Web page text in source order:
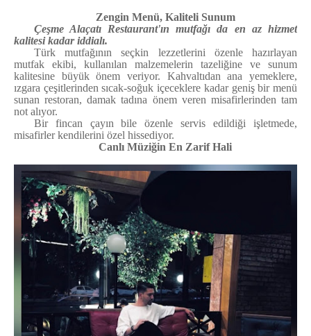
Zengin Menü, Kaliteli Sunum
Çeşme Alaçatı Restaurant'ın mutfağı da en az hizmet
kalitesi kadar iddialı.
Türk mutfağının seçkin lezzetlerini özenle hazırlayan
mutfak ekibi, kullanılan malzemelerin tazeliğine ve sunum
kalitesine büyük önem veriyor. Kahvaltıdan ana yemeklere,
ızgara çeşitlerinden sıcak-soğuk içeceklere kadar geniş bir menü
sunan restoran, damak tadına önem veren misafirlerinden tam
not alıyor.
Bir fincan çayın bile özenle servis edildiği işletmede,
misafirler kendilerini özel hissediyor.
Canlı Müziğin En Zarif Hali